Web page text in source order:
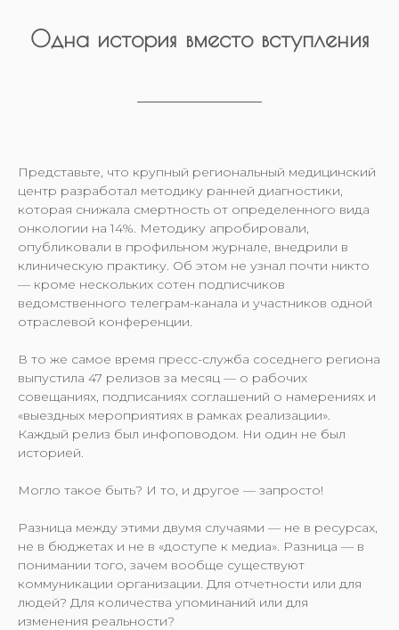
Одна история вместо вступления
Представьте, что крупный региональный медицинский
центр разработал методику ранней диагностики,
которая снижала смертность от определенного вида
онкологии на 14%. Методику апробировали,
опубликовали в профильном журнале, внедрили в
клиническую практику. Об этом не узнал почти никто
— кроме нескольких сотен подписчиков
ведомственного телеграм-канала и участников одной
отраслевой конференции.
В то же самое время пресс-служба соседнего региона
выпустила 47 релизов за месяц — о рабочих
совещаниях, подписаниях соглашений о намерениях и
«выездных мероприятиях в рамках реализации».
Каждый релиз был инфоповодом. Ни один не был
историей.
Могло такое быть? И то, и другое — запросто!
Разница между этими двумя случаями — не в ресурсах,
не в бюджетах и не в «доступе к медиа». Разница — в
понимании того, зачем вообще существуют
коммуникации организации. Для отчетности или для
людей? Для количества упоминаний или для
изменения реальности?